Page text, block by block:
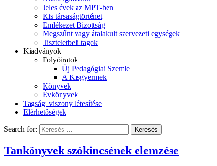
Jeles évek az MPT-ben
Kis társaságtörténet
Emlékezet Bizottság
Megszűnt vagy átalakult szervezeti egységek
Tiszteletbeli tagok
Kiadványok
Folyóiratok
Új Pedagógiai Szemle
A Kisgyermek
Könyvek
Évkönyvek
Tagsági viszony létesítése
Elérhetőségek
Search for:
Tankönyvek szókincsének elemzése